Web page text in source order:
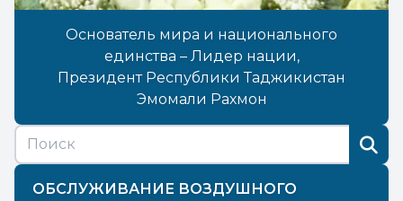
Основатель мира и национального
единства – Лидер нации,
Президент Республики Таджикистан
Эмомали Рахмон
ОБСЛУЖИВАНИЕ ВОЗДУШНОГО